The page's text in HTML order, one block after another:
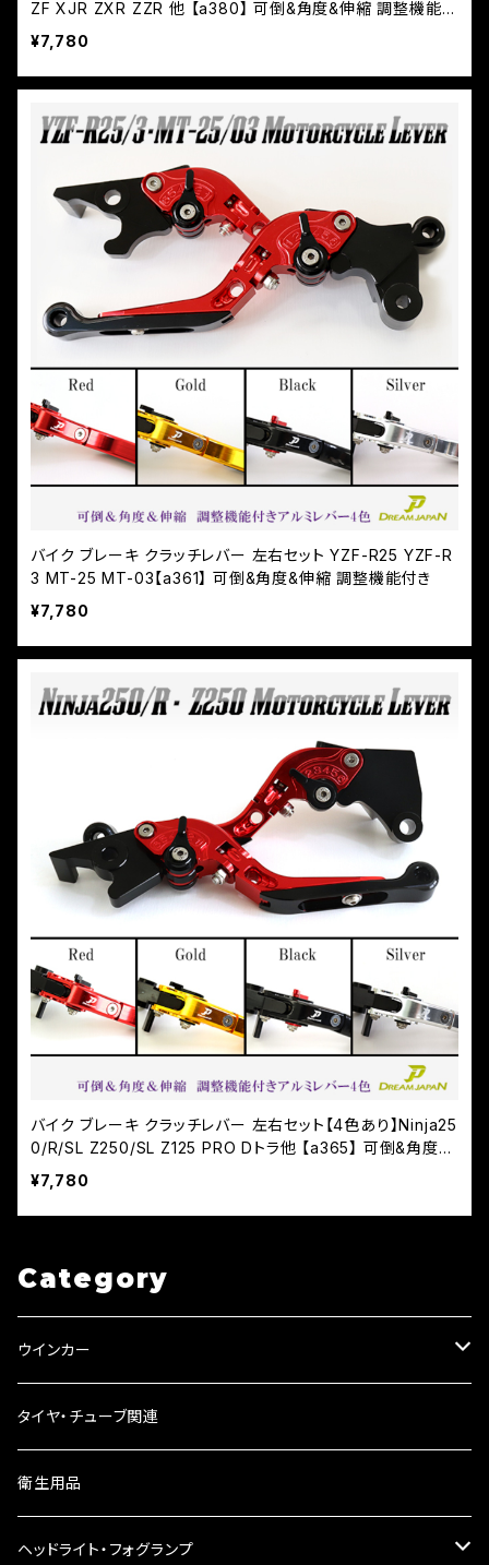
ZF XJR ZXR ZZR 他 【a380】 可倒&角度&伸縮 調整機能付
き
¥7,780
バイク ブレーキ クラッチレバー 左右セット YZF-R25 YZF-R
3 MT-25 MT-03【a361】 可倒&角度&伸縮 調整機能付き
¥7,780
バイク ブレーキ クラッチレバー 左右セット【4色あり】Ninja25
0/R/SL Z250/SL Z125 PRO Dトラ他 【a365】 可倒&角度&
伸縮 調整機能付き
¥7,780
Category
ウインカー
ウインカーリレー
ウインカーレンズ
LEDウインカー
タイヤ・チューブ関連
衛生用品
ヘッドライト・フォグランプ